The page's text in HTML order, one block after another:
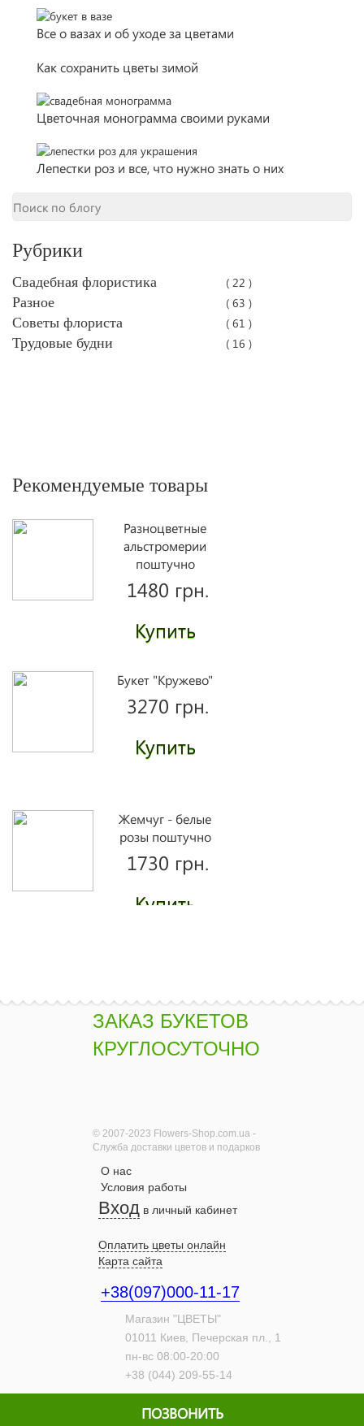
Все о вазах и об уходе за цветами
Как сохранить цветы зимой
Цветочная монограмма своими руками
Лепестки роз и все, что нужно знать о них
Рубрики
Свадебная флористика ( 22 )
Разное ( 63 )
Советы флориста ( 61 )
Трудовые будни ( 16 )
Рекомендуемые товары
Разноцветные
альстромерии
поштучно
1480 грн.
Купить
Букет "Кружево"
3270 грн.
Купить
Жемчуг - белые
розы поштучно
1730 грн.
Купить
Купить
1630 грн.
Купить
2130 грн.
Купить
Букет "Сиреневый
туман"
2200 грн.
ЗАКАЗ БУКЕТОВ
КРУГЛОСУТОЧНО
© 2007-2023 Flowers-Shop.com.ua -
Служба доставки цветов и подарков
О нас
Условия работы
Вход в личный кабинет
Оплатить цветы онлайн
Карта сайта
+38(097)000-11-17
Магазин "ЦВЕТЫ"
01011 Киев, Печерская пл., 1
пн-вс 08:00-20:00
+38 (044) 209-55-14
ПОЗВОНИТЬ